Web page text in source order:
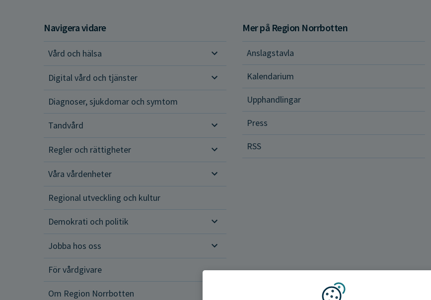
Navigera vidare
Vård och hälsa
Vård och hälsa
Digital vård och tjänster
Diagnoser, sjukdomar och symtom
Tandvård
Regler och rättigheter
Regler och rättigheter
Våra vårdenheter
Regional utveckling och kultur
Demokrati och politik
Jobba hos oss
För vårdgivare
Om Region Norrbotten
Mer på Region Norrbotten
Anslagstavla
Kalendarium
Upphandlingar
Press
RSS